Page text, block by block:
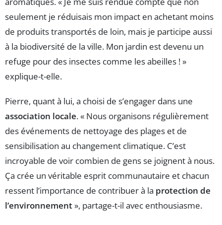
seulement je réduisais mon impact en achetant moins
de produits transportés de loin, mais je participe aussi
à la biodiversité de la ville. Mon jardin est devenu un
refuge pour des insectes comme les abeilles ! »
explique-t-elle.
Pierre, quant à lui, a choisi de s’engager dans une
association locale. « Nous organisons régulièrement
des événements de nettoyage des plages et de
sensibilisation au changement climatique. C’est
incroyable de voir combien de gens se joignent à nous.
Ça crée un véritable esprit communautaire et chacun
ressent l’importance de contribuer à la protection de
l’environnement», partage-t-il avec enthousiasme.